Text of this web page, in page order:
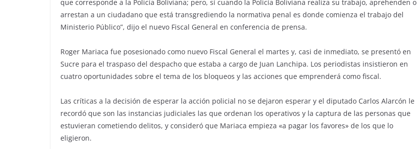
que corresponde a la Policía Boliviana; pero, sí cuando la Policía Boliviana realiza su trabajo, aprehenden o
arrestan a un ciudadano que está transgrediendo la normativa penal es donde comienza el trabajo del
Ministerio Público”, dijo el nuevo Fiscal General en conferencia de prensa.
Roger Mariaca fue posesionado como nuevo Fiscal General el martes y, casi de inmediato, se presentó en
Sucre para el traspaso del despacho que estaba a cargo de Juan Lanchipa. Los periodistas insistieron en
cuatro oportunidades sobre el tema de los bloqueos y las acciones que emprenderá como fiscal.
Las críticas a la decisión de esperar la acción policial no se dejaron esperar y el diputado Carlos Alarcón le
recordó que son las instancias judiciales las que ordenan los operativos y la captura de las personas que
estuvieran cometiendo delitos, y consideró que Mariaca empieza «a pagar los favores» de los que lo
eligieron.